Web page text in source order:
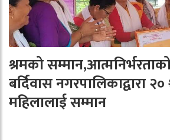
श्रमको
बर्दिवास नगरपालिकाद्वारा
महिलालाई सम्मान